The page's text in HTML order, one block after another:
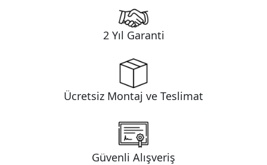
2 Yıl Garanti
Ücretsiz Montaj ve Teslimat
Güvenli Alışveriş